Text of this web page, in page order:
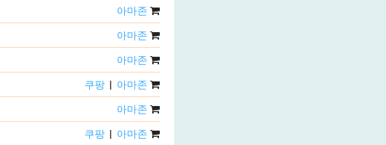
아마존
아마존
아마존
쿠팡 | 아마존
아마존
쿠팡 | 아마존